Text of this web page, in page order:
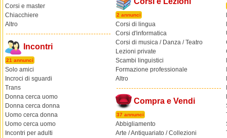
Corsi e master
Chiacchiere
Altro
Incontri
21 annunci
Solo amici
Incroci di sguardi
Trans
Donna cerca uomo
Donna cerca donna
Uomo cerca donna
Uomo cerca uomo
Incontri per adulti
2 annunci
Corsi di lingua
Corsi d'informatica
Corsi di musica / Danza / Teatro
Lezioni private
Scambi linguistici
Formazione professionale
Altro
Compra e Vendi
37 annunci
Abbigliamento
Arte / Antiquariato / Collezioni